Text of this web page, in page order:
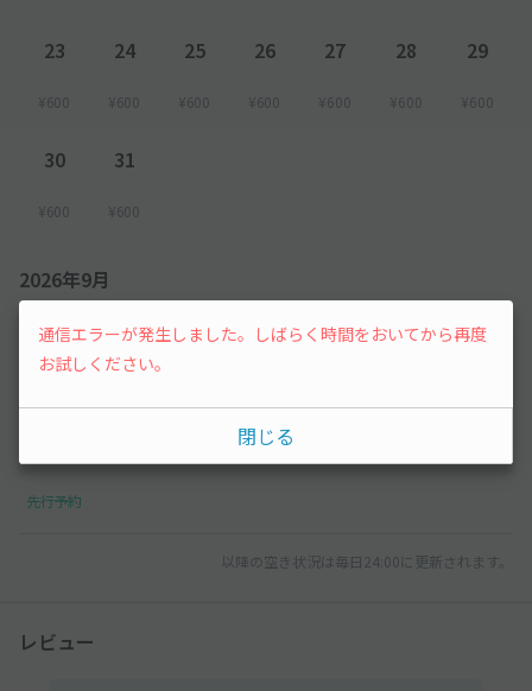
23
¥600
24
¥600
25
¥600
26
¥600
27
¥600
28
¥600
29
¥600
30
¥600
31
¥600
2026年9月
1 2 3 4 5
先行予約
以降の空き状況は毎日24:00に更新されます。
レビュー
通信エラーが発生しました。しばらく時間をおいてから再度
お試しください。
閉じる